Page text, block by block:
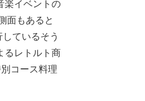
楽イベントの
面もあると
ているそう
るレトルト商
コース料理